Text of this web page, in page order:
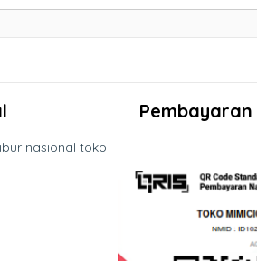
nasional toko
Pembayaran